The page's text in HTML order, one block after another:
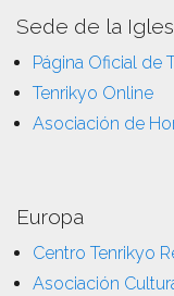
Sede de la
Página Oficial de
Tenrikyo Online
Asociación de
Europa
Centro Tenrikyo
Asociación